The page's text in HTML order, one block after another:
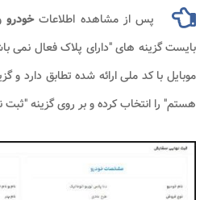
پس از مشاهده اطلاعاتخودرو
بایست گزینه های "دارای پلاک فعال نمی
موبایل با کد ملی ارائه شده تطابق دارد و
هستم" را انتخاب کرده و بر روی گزینه "ثبت